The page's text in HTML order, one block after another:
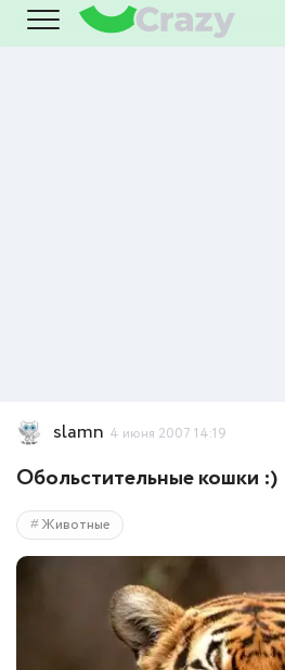
slamn 4 июня 2007 14:19
Обольстительные кошки :)
Животные